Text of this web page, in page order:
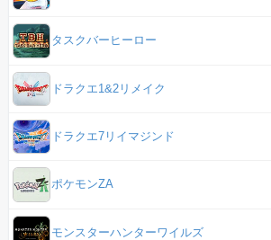
タスクバーヒーロー
ドラクエ1&2リメイク
ドラクエ7リイマジンド
ポケモンZA
モンスターハンターワイルズ